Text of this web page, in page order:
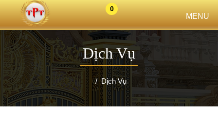
0
MENU
Dịch Vụ
Dịch Vụ